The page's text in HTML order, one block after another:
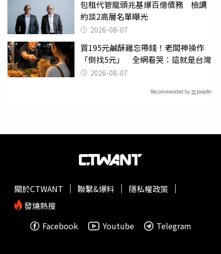
包租代管龍頭兆基爆百億債務 檢調
約談2高層名單曝光
2026-08-07
買195元鹹酥雞忘帶錢！老闆神操作
「倒找5元」 全網看哭：這就是台灣
2026-08-07
Recommended by
關於CTWANT 聯繫&爆料
隱私權政策
發燒熱搜
Facebook
Youtube Telegram